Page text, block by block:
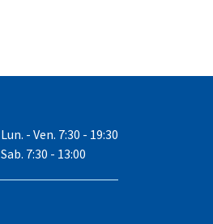
Lun. - Ven. 7:30 - 19:30
Sab. 7:30 - 13:00